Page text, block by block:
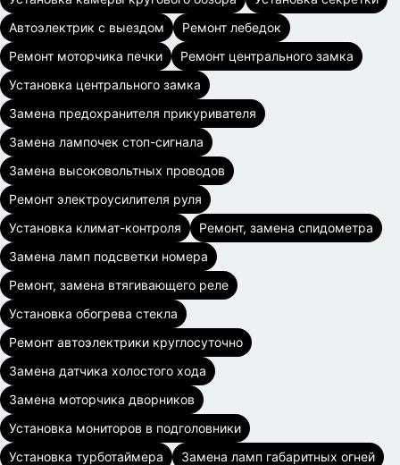
Автоэлектрик с выездом
Ремонт лебедок
Ремонт моторчика печки
Ремонт центрального замка
Установка центрального замка
Замена предохранителя прикуривателя
Замена лампочек стоп-сигнала
Замена высоковольтных проводов
Ремонт электроусилителя руля
Установка климат-контроля
Ремонт, замена спидометра
Замена ламп подсветки номера
Ремонт, замена втягивающего реле
Установка обогрева стекла
Ремонт автоэлектрики круглосуточно
Замена датчика холостого хода
Замена моторчика дворников
Установка мониторов в подголовники
Установка турботаймера
Замена ламп габаритных огней